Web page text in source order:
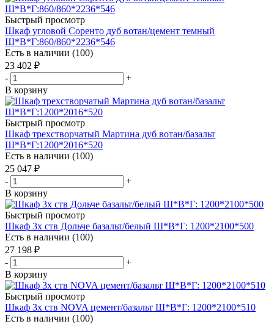
Быстрый просмотр
Шкаф угловой Соренто дуб вотан/цемент темный
Ш*В*Г:860/860*2236*546
Есть в наличии (100)
23 402 ₽
-
+
В корзину
Быстрый просмотр
Шкаф трехстворчатый Мартина дуб вотан/базальт
Ш*В*Г:1200*2016*520
Есть в наличии (100)
25 047 ₽
-
+
В корзину
Быстрый просмотр
Шкаф 3х ств Дольче базальт/белый Ш*В*Г: 1200*2100*500
Есть в наличии (100)
27 198 ₽
-
+
В корзину
Быстрый просмотр
Шкаф 3х ств NOVA цемент/базальт Ш*В*Г: 1200*2100*510
Есть в наличии (100)